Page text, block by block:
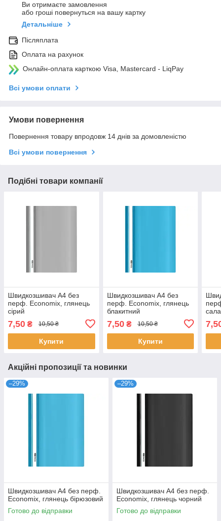
Ви отримаєте замовлення
або гроші повернуться на вашу картку
Детальніше
Післяплата
Оплата на рахунок
Онлайн-оплата карткою Visa, Mastercard - LiqPay
Всі умови оплати
Умови повернення
Повернення товару впродовж 14 днів за домовленістю
Всі умови повернення
Подібні товари компанії
Швидкозшивач А4 без
перф. Economix, глянець
сірий
7,50 ₴ 10,50 ₴
Купити
Швидкозшивач А4 без
перф. Economix, глянець
блакитний
7,50₴ 10,50 ₴
Купити
Акційні пропозиції та новинки
–29%
Швидкозшивач А4 без перф.
Economix, глянець бірюзовий
Готово до відправки
–29%
Швидкозшивач А4 без перф.
Economix, глянець чорний
Готово до відправки